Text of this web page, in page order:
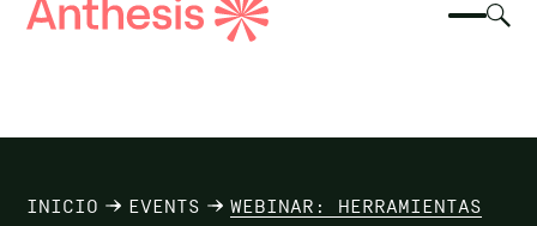
Select
menu
Busca
INICIO EVENTS
WEBINAR: HERRAMIENTAS